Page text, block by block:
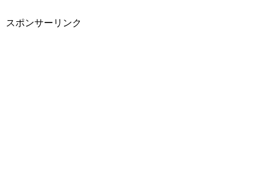
スポンサーリンク